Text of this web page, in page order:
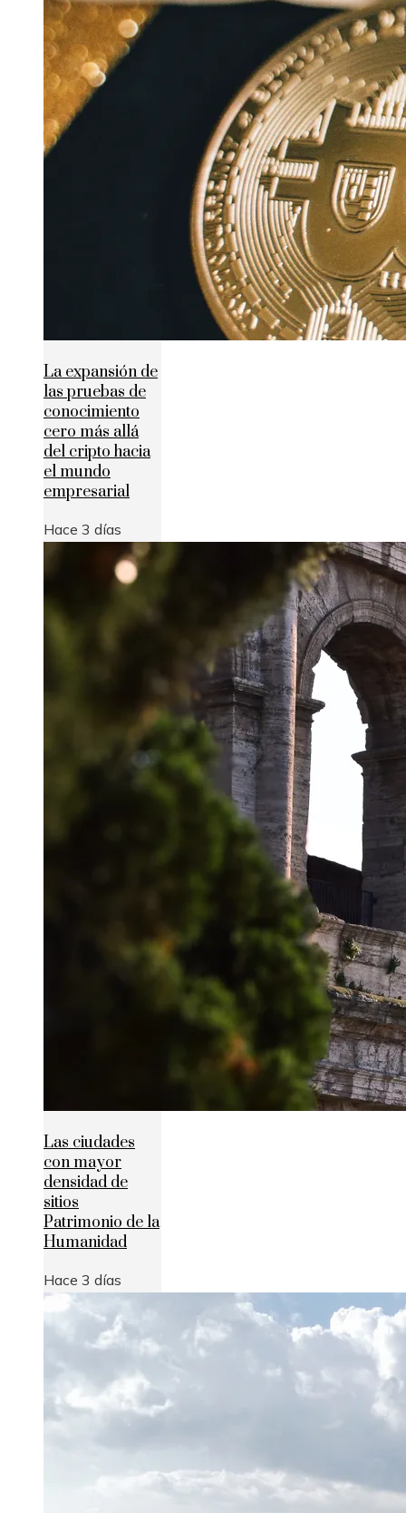
La expansión de
las pruebas de
conocimiento
cero más allá
del cripto hacia
el mundo
empresarial
Hace 3 días
Las ciudades
con mayor
densidad de
sitios
Patrimonio de la
Humanidad
Hace 3 días